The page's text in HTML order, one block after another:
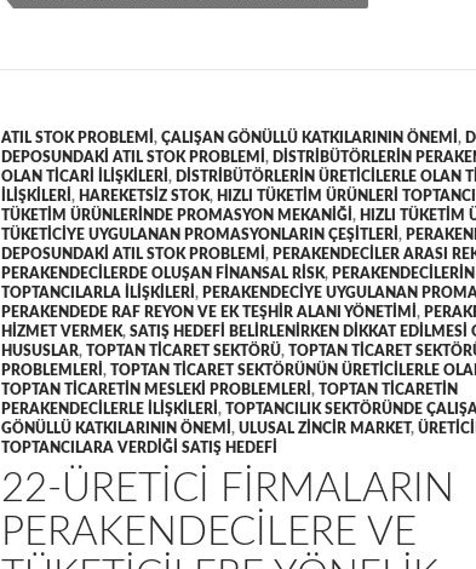
ATIL STOK PROBLEMI , ÇALIŞAN GÖNÜLLÜ KATKILARININ ÖNEMI ,
DEPOSUNDAKI ATIL STOK PROBLEMI , DISTRIBÜTÖRLERIN
OLAN TICARI ILIŞKILERI , DISTRIBÜTÖRLERIN ÜRETICILERLE OLAN
ILIŞKILERI , HAREKETSIZ STOK, HIZLI TÜKETIM ÜRÜNLERI
TÜKETIM ÜRÜNLERINDE PROMASYON MEKANIĞI , HIZLI TÜKETIM
TÜKETICIYE UYGULANAN PROMASYONLARIN ÇEŞITLERI ,
DEPOSUNDAKI ATIL STOK PROBLEMI , PERAKENDECILER ARASI
PERAKENDECILERDE OLUŞAN FINANSAL RISK, PERAKENDECILERIN
TOPTANCILARLA ILIŞKILERI , PERAKENDECIYE UYGULANAN
PERAKENDEDE RAF REYON VE EK TEŞHIR ALANI YÖNETIMI ,
HIZMET VERMEK, SATIŞ HEDEFI BELIRLENIRKEN DIKKAT EDILMESI
HUSUSLAR, TOPTAN TICARET SEKTÖRÜ, TOPTAN TICARET
PROBLEMLERI , TOPTAN TICARET SEKTÖRÜNÜN ÜRETICILERLE
TOPTAN TICARETIN MESLEKI PROBLEMLERI , TOPTAN TICARETIN
PERAKENDECILERLE ILIŞKILERI , TOPTANCILIK SEKTÖRÜNDE
GÖNÜLLÜ KATKILARININ ÖNEMI , ULUSAL ZINCIR MARKET,
TOPTANCILARA VERDIĞI SATIŞ HEDEFI
22-ÜRETICI FIRMALARIN
PERAKENDECILERE VE